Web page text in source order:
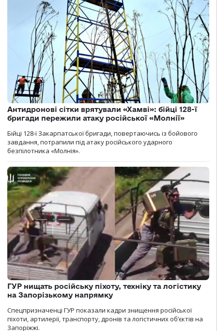
Антидронові сітки врятували «Хамві»: бійці 128-ї
бригади пережили атаку російської «Молнії»
Бійці 128-ї Закарпатської бригади, повертаючись із бойового
завдання, потрапили під атаку російського ударного
безпілотника «Молнія».
ГУР нищать російську піхоту, техніку та логістику
на Запорізькому напрямку
Спецпризначенці ГУР показали кадри знищення російської
піхоти, артилерії, транспорту, дронів та логістичних об’єктів на
Запоріжжі.